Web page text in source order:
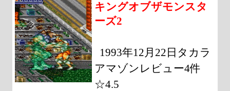
キングオブザモンスタ
ーズ2
1993年12月22日タカラ
アマゾンレビュー4件
☆4.5